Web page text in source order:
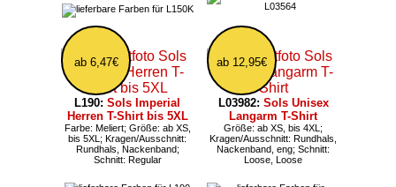
ab 6,47€
L190: Sols Imperial
Herren T-Shirt bis 5XL
Farbe: Meliert; Größe: ab XS,
bis 5XL; Kragen/Ausschnitt:
Rundhals, Nackenband;
Schnitt: Regular
ab 12,95€
L03982: Sols Unisex
Langarm T-Shirt
Größe: ab XS, bis 4XL;
Kragen/Ausschnitt: Rundhals,
Nackenband, eng; Schnitt:
Loose, Loose